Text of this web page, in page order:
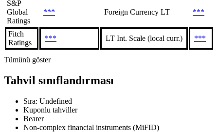
S&P
Global
Ratings
*** Foreign Currency LT ***
Fitch
Ratings
*** LT Int. Scale (local curr.) ***
Tümünü göster
Tahvil sınıflandırması
Sıra: Undefined
Kuponlu tahviller
Bearer
Non-complex financial instruments (MiFID)